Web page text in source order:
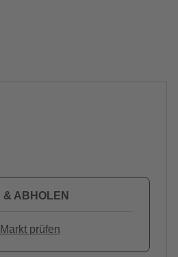
& ABHOLEN
prüfen